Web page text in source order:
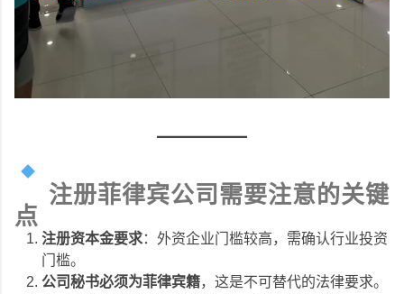
注册菲律宾公司需要注意的关键
点
注册资本金要求：外资企业门槛较高，需确认行业投资
门槛。
公司秘书必须为菲律宾籍，这是不可替代的法律要求。